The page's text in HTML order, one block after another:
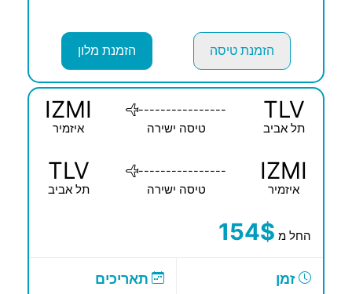
הזמנת טיסה הזמנת מלון
TLV
תל אביב
----------------
טיסה ישירה
IZMI
איזמיר
IZMI
איזמיר
----------------
טיסה ישירה
TLV
תל אביב
החל מ 154$
זמן תאריכים